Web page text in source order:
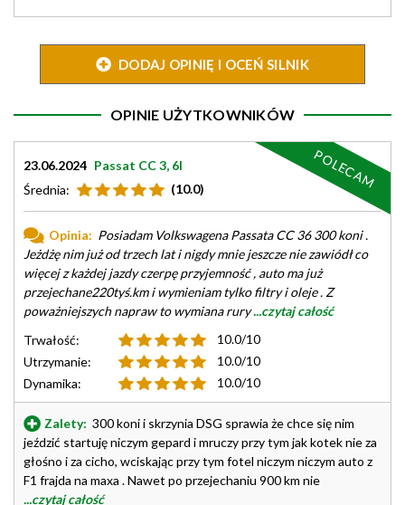
DODAJ OPINIĘ I OCEŃ SILNIK
OPINIE UŻYTKOWNIKÓW
23.06.2024 Passat CC 3, 6l
Średnia:
(10.0)
Opinia: Posiadam Volkswagena Passata CC 36 300 koni .
Jeżdżę nim już od trzech lat i nigdy mnie jeszcze nie zawiódł co
więcej z każdej jazdy czerpę przyjemność , auto ma już
przejechane220tyś.km i wymieniam tylko filtry i oleje . Z
poważniejszych napraw to wymiana rury...czytaj całość
Trwałość:
10.0/10
Utrzymanie:
10.0/10
Dynamika:
10.0/10
Zalety: 300 koni i skrzynia DSG sprawia że chce się nim
jeździć startuję niczym gepard i mruczy przy tym jak kotek nie za
głośno i za cicho, wciskając przy tym fotel niczym niczym auto z
F1 frajda na maxa . Nawet po przejechaniu 900 km nie
...czytaj całość
POLECAM